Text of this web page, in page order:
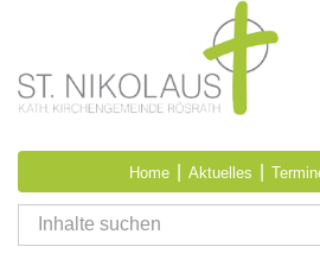
Home Aktuelles